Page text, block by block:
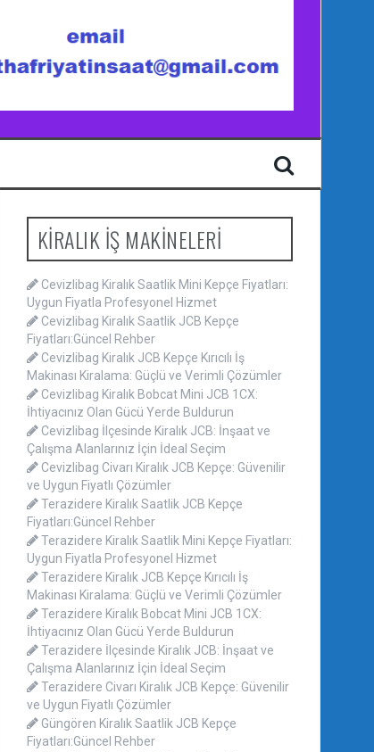
KİRALIK İŞ MAKİNELERİ
Cevizlibag Kiralık Saatlik Mini Kepçe Fiyatları:
Uygun Fiyatla Profesyonel Hizmet
Cevizlibag Kiralık Saatlik JCB Kepçe
Fiyatları:Güncel Rehber
Cevizlibag Kiralık JCB Kepçe Kırıcılı İş
Makinası Kiralama: Güçlü ve Verimli Çözümler
Cevizlibag Kiralık Bobcat Mini JCB 1CX:
İhtiyacınız Olan Gücü Yerde Buldurun
Cevizlibag İlçesinde Kiralık JCB: İnşaat ve
Çalışma Alanlarınız İçin İdeal Seçim
Cevizlibag Civarı Kiralık JCB Kepçe: Güvenilir
ve Uygun Fiyatlı Çözümler
Terazidere Kiralık Saatlik JCB Kepçe
Fiyatları:Güncel Rehber
Terazidere Kiralık Saatlik Mini Kepçe Fiyatları:
Uygun Fiyatla Profesyonel Hizmet
Terazidere Kiralık JCB Kepçe Kırıcılı İş
Makinası Kiralama: Güçlü ve Verimli Çözümler
Terazidere Kiralık Bobcat Mini JCB 1CX:
İhtiyacınız Olan Gücü Yerde Buldurun
Terazidere İlçesinde Kiralık JCB: İnşaat ve
Çalışma Alanlarınız İçin İdeal Seçim
Terazidere Civarı Kiralık JCB Kepçe: Güvenilir
ve Uygun Fiyatlı Çözümler
Güngören Kiralık Saatlik JCB Kepçe
Fiyatları:Güncel Rehber